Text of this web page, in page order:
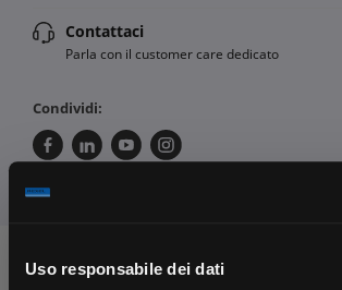
Uso responsabile dei dati
Contattaci
Parla con il customer care dedicato
Condividi:
Chiedi ai nostri tecnici